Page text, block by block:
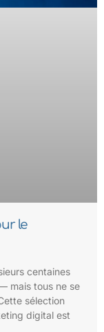
le
centaines
mais tous ne se
sélection
digital est